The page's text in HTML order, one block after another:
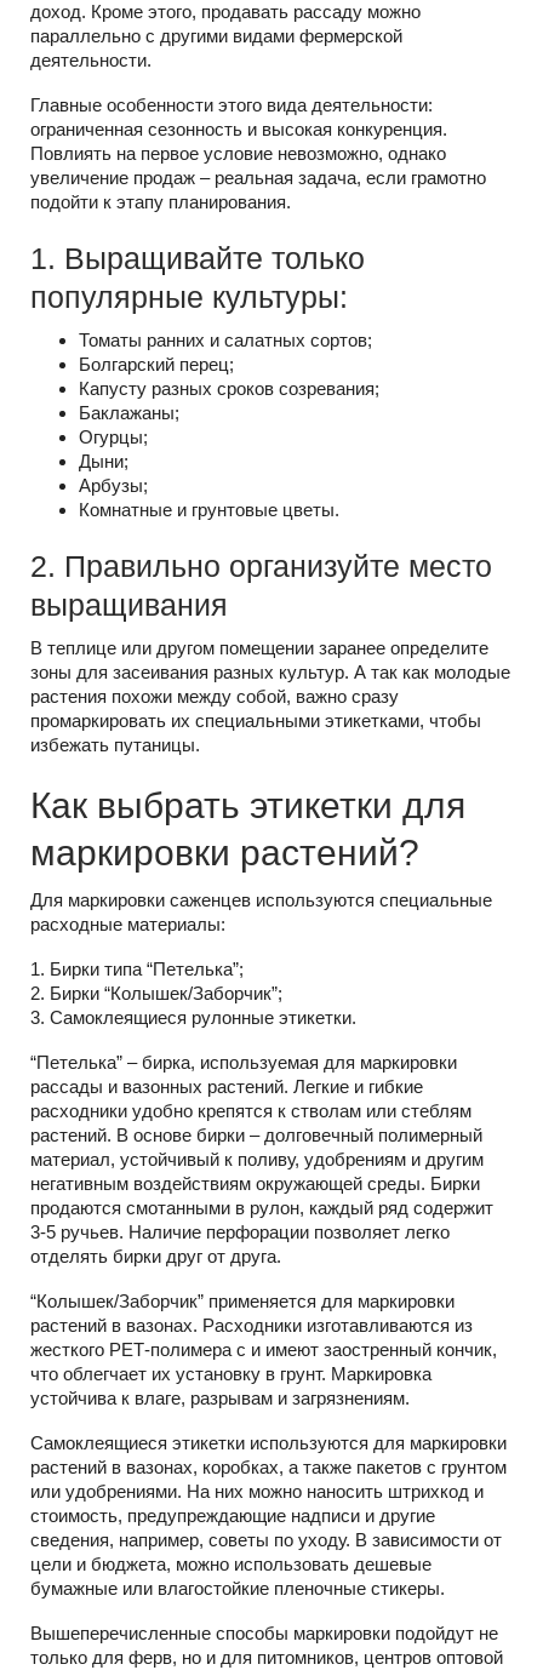
доход. Кроме этого, продавать рассаду можно
параллельно с другими видами фермерской
деятельности.
Главные особенности этого вида деятельности:
ограниченная сезонность и высокая конкуренция.
Повлиять на первое условие невозможно, однако
увеличение продаж – реальная задача, если грамотно
подойти к этапу планирования.
1. Выращивайте только
популярные культуры:
Томаты ранних и салатных сортов;
Болгарский перец;
Капусту разных сроков созревания;
Баклажаны;
Огурцы;
Дыни;
Арбузы;
Комнатные и грунтовые цветы.
2. Правильно организуйте место
выращивания
В теплице или другом помещении заранее определите
зоны для засеивания разных культур. А так как молодые
растения похожи между собой, важно сразу
промаркировать их специальными этикетками, чтобы
избежать путаницы.
Как выбрать этикетки для
маркировки растений?
Для маркировки саженцев используются специальные
расходные материалы:
1. Бирки типа “Петелька”;
2. Бирки “Колышек/Заборчик”;
3. Самоклеящиеся рулонные этикетки.
“Петелька” – бирка, используемая для маркировки
рассады и вазонных растений. Легкие и гибкие
расходники удобно крепятся к стволам или стеблям
растений. В основе бирки – долговечный полимерный
материал, устойчивый к поливу, удобрениям и другим
негативным воздействиям окружающей среды. Бирки
продаются смотанными в рулон, каждый ряд содержит
3-5 ручьев. Наличие перфорации позволяет легко
отделять бирки друг от друга.
“Колышек/Заборчик” применяется для маркировки
растений в вазонах. Расходники изготавливаются из
жесткого РЕТ-полимера с и имеют заостренный кончик,
что облегчает их установку в грунт. Маркировка
устойчива к влаге, разрывам и загрязнениям.
Самоклеящиеся этикетки используются для маркировки
растений в вазонах, коробках, а также пакетов с грунтом
или удобрениями. На них можно наносить штрихкод и
стоимость, предупреждающие надписи и другие
сведения, например, советы по уходу. В зависимости от
цели и бюджета, можно использовать дешевые
бумажные или влагостойкие пленочные стикеры.
Вышеперечисленные способы маркировки подойдут не
только для ферв, но и для питомников, центров оптовой